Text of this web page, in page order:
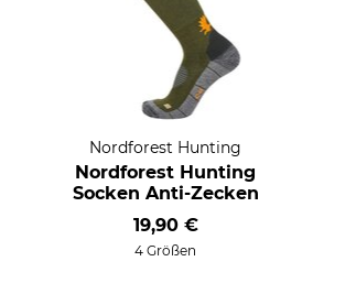
Nordforest Hunting
Nordforest Hunting
Socken Anti-Zecken
19,90 €
4 Größen